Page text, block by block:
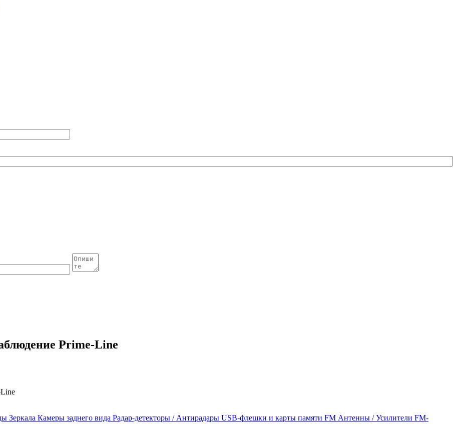
Prime-Line
Зеркала Камеры заднего вида Радар-детекторы / Антирадары USB-флешки и карты памяти FM Антенны / Усилители FM-